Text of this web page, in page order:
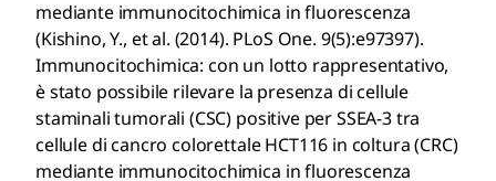
mediante immunocitochimica in fluorescenza
(Kishino, Y., et al. (2014). PLoS One. 9(5):e97397).
Immunocitochimica: con un lotto rappresentativo,
è stato possibile rilevare la presenza di cellule
staminali tumorali (CSC) positive per SSEA-3 tra
cellule di cancro colorettale HCT116 in coltura (CRC)
mediante immunocitochimica in fluorescenza